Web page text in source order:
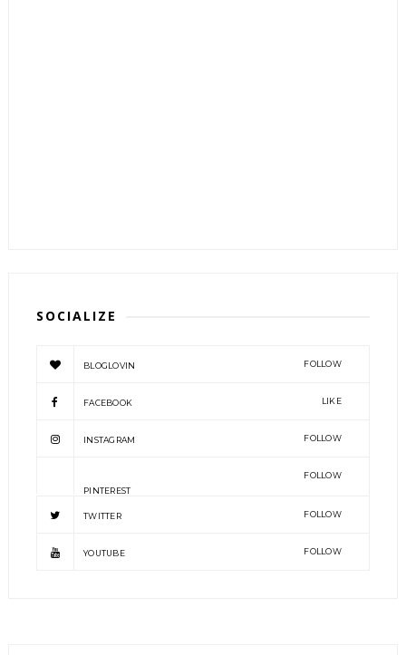
SOCIALIZE
BLOGLOVIN FOLLOW
FACEBOOK LIKE
INSTAGRAM FOLLOW
PINTEREST
FOLLOW
TWITTER FOLLOW
YOUTUBE FOLLOW